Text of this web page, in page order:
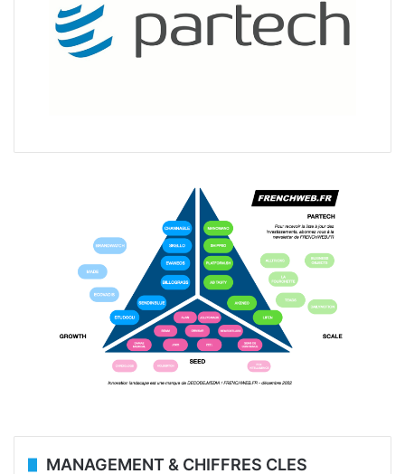
MANAGEMENT & CHIFFRES CLES